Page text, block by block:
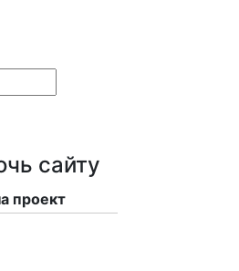
сайту
проект